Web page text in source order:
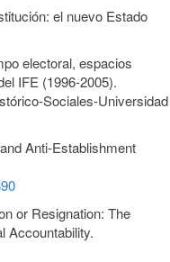
el nuevo Estado
electoral, espacios
IFE (1996-2005).
Sociales-Universidad
Anti-Establishment
or Resignation: The
Accountability.